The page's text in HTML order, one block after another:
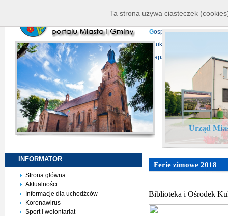
P
rojekty europejskie
Gospodarka
D ruki do pobrania
Mapa serwisu
Urząd
INFORMATOR
Strona główna
Aktualności
Informacje dla uchodźców
Koronawirus
Sport i wolontariat
Ferie zimowe 2018
Biblioteka i Ośrodek
Ta strona używa ciasteczek